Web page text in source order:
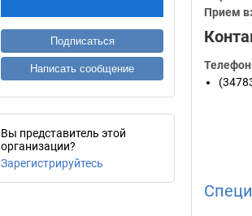
Подписаться
Написать сообщение
Вы представитель этой
организации?
Зарегистрируйтесь
Прием